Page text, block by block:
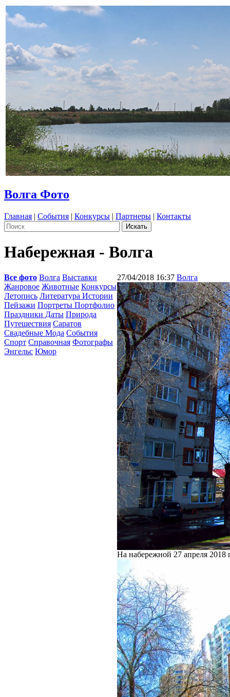
Волга Фото
Главная | События | Конкурсы | Партнеры | Контакты
Набережная - Волга
Все фото Волга Выставки
Жанровое Животные Конкурсы
Летопись Литература Истории
Пейзажи Портреты Портфолио
Праздники Даты Природа
Путешествия Саратов
Свадебные Мода События
Спорт Справочная Фотографы
Энгельс Юмор
27/04/2018 16:37 Волга
На набережной 27 апреля 2018